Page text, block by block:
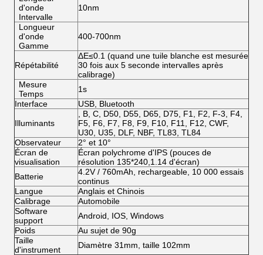
d'onde
Intervalle
10nm
Longueur
d'onde
Gamme
400-700nm
Répétabilité
ΔE≤0.1 (quand une tuile blanche est mesurée
30 fois aux 5 seconde intervalles après
calibrage)
Mesure
Temps
1s
Interface
USB, Bluetooth
Illuminants
, B, C, D50, D55, D65, D75, F1, F2, F-3, F4,
F5, F6, F7, F8, F9, F10, F11, F12, CWF,
U30, U35, DLF, NBF, TL83, TL84
Observateur
2° et 10°
Écran de
visualisation
Écran polychrome d'IPS (pouces de
résolution 135*240,1.14 d'écran)
Batterie
4.2V / 760mAh, rechargeable, 10 000 essais
continus
Langue
Anglais et Chinois
Calibrage
Automobile
Software
support
Android, IOS, Windows
Poids
Au sujet de 90g
Taille
d'instrument
Diamètre 31mm, taille 102mm